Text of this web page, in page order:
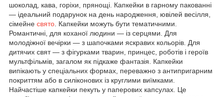
шоколад, кава, горіхи, прянощі. Капкейки в гарному пакованні
— ідеальний подарунок на день народження, ювілей весілля,
сімейне свято . Капкейки можуть бути тематичними.
Романтичні, для коханої людини — із серцями. Для
молодіжної вечірки — з шапочками яскравих кольорів. Для
дитячих свят — з фігурками тварин, принцес, роботів і героїв
мультфільмів, загалом як підкаже фантазія. Капкейки
випікають у спеціальних формах, переважно з антипригарним
покриттям або в силіконових із круглими виїмками.
Найчастіше капкейки пекуть у паперових капсулах. Це